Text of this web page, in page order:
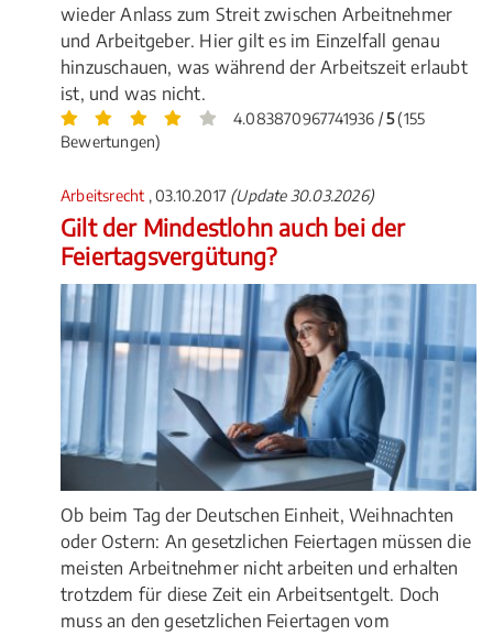
wieder Anlass zum Streit zwischen Arbeitnehmer
und Arbeitgeber. Hier gilt es im Einzelfall genau
hinzuschauen, was während der Arbeitszeit erlaubt
ist, und was nicht.
4.083870967741936 /5(155
Bewertungen)
Arbeitsrecht , 03.10.2017 (Update 30.03.2026)
Gilt der Mindestlohn auch bei der
Feiertagsvergütung?
Ob beim Tag der Deutschen Einheit, Weihnachten
oder Ostern: An gesetzlichen Feiertagen müssen die
meisten Arbeitnehmer nicht arbeiten und erhalten
trotzdem für diese Zeit ein Arbeitsentgelt. Doch
muss an den gesetzlichen Feiertagen vom